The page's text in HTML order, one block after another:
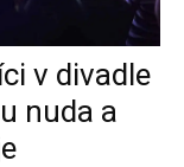
v divadle
nuda a